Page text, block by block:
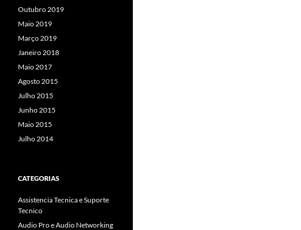
Outubro 2019
Maio 2019
Março 2019
Janeiro 2018
Maio 2017
Agosto 2015
Julho 2015
Junho 2015
Maio 2015
Julho 2014
CATEGORIAS
Assistencia Tecnica e Suporte
Tecnico
Audio Pro e Audio Networking